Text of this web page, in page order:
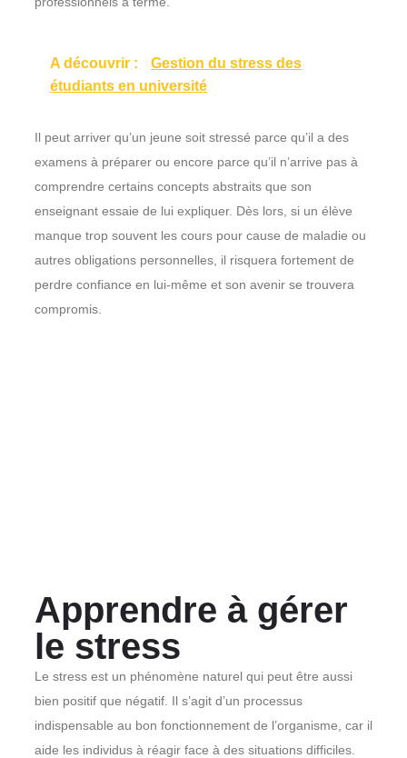
A découvrir :
Gestion du stress des
étudiants en université
Il peut arriver qu’un jeune soit stressé parce qu’il a des
examens à préparer ou encore parce qu’il n’arrive pas à
comprendre certains concepts abstraits que son
enseignant essaie de lui expliquer. Dès lors, si un élève
manque trop souvent les cours pour cause de maladie ou
autres obligations personnelles, il risquera fortement de
perdre confiance en lui-même et son avenir se trouvera
compromis.
Apprendre à gérer
le stress
Le stress est un phénomène naturel qui peut être aussi
bien positif que négatif. Il s’agit d’un processus
indispensable au bon fonctionnement de l’organisme, car il
aide les individus à réagir face à des situations difficiles.